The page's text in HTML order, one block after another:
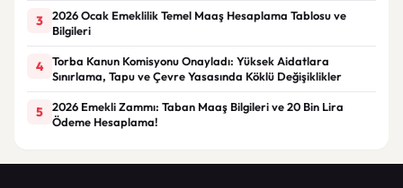
3
2026 Ocak Emeklilik Temel Maaş Hesaplama Tablosu ve
Bilgileri
4
Torba Kanun Komisyonu Onayladı: Yüksek Aidatlara
Sınırlama, Tapu ve Çevre Yasasında Köklü Değişiklikler
5
2026 Emekli Zammı: Taban Maaş Bilgileri ve 20 Bin Lira
Ödeme Hesaplama!